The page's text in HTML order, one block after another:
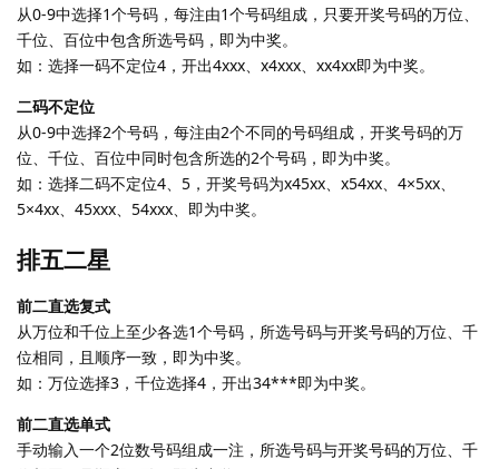
从0-9中选择1个号码，每注由1个号码组成，只要开奖号码的万位、
千位、百位中包含所选号码，即为中奖。
如：选择一码不定位4，开出4xxx、x4xxx、xx4xx即为中奖。
二码不定位
从0-9中选择2个号码，每注由2个不同的号码组成，开奖号码的万
位、千位、百位中同时包含所选的2个号码，即为中奖。
如：选择二码不定位4、5，开奖号码为x45xx、x54xx、4×5xx、
5×4xx、45xxx、54xxx、即为中奖。
排五二星
前二直选复式
从万位和千位上至少各选1个号码，所选号码与开奖号码的万位、千
位相同，且顺序一致，即为中奖。
如：万位选择3，千位选择4，开出34***即为中奖。
前二直选单式
手动输入一个2位数号码组成一注，所选号码与开奖号码的万位、千